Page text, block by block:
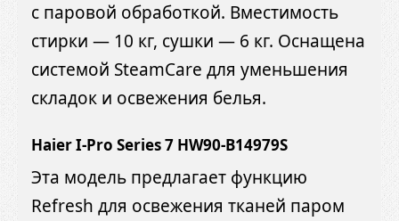
с паровой обработкой. Вместимость
стирки — 10 кг, сушки — 6 кг. Оснащена
системой SteamCare для уменьшения
складок и освежения белья.
Haier I-Pro Series 7 HW90-B14979S
Эта модель предлагает функцию
Refresh для освежения тканей паром